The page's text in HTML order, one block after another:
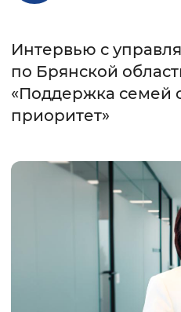
Без засечек
Монохромный
Интервью с
по Брянской
«Поддержка семей
приоритет»